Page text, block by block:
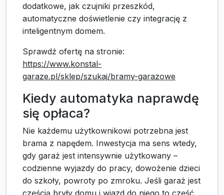
dodatkowe, jak czujniki przeszkód,
automatyczne doświetlenie czy integrację z
inteligentnym domem.
Sprawdź ofertę na stronie:
https://www.konstal-
garaze.pl/sklep/szukaj/bramy-garazowe
Kiedy automatyka naprawdę
się opłaca?
Nie każdemu użytkownikowi potrzebna jest
brama z napędem. Inwestycja ma sens wtedy,
gdy garaż jest intensywnie użytkowany –
codzienne wyjazdy do pracy, dowożenie dzieci
do szkoły, powroty po zmroku. Jeśli garaż jest
częścią bryły domu i wjazd do niego to część